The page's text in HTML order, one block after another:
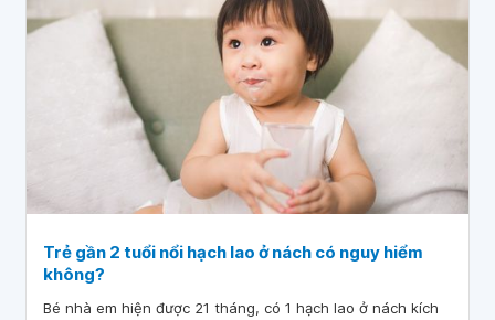
Trẻ gần 2 tuổi nổi hạch lao ở nách có nguy hiểm
không?
Bé nhà em hiện được 21 tháng, có 1 hạch lao ở nách kích